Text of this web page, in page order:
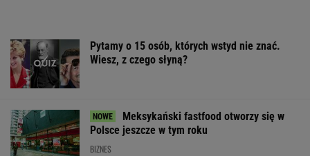
Pytamy o 15 osób, których wstyd nie znać.
Wiesz, z czego słyną?
Meksykański fastfood otworzy się w
Polsce jeszcze w tym roku
BIZNES